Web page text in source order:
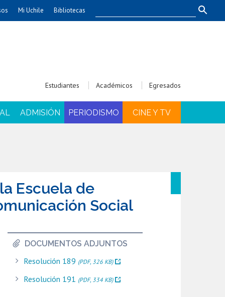
Economía y Negocios
Gobierno
Hospital Clínico
Mi Uchile Bibliotecas
Estudiantes Académicos Egresados
ADMISIÓN PERIODISMO CINE Y TV
Escuela de
Social
DOCUMENTOS ADJUNTOS
Resolución 189 (PDF, 326 KB)
Resolución 191 (PDF, 334 KB)